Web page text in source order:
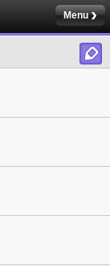
Menu